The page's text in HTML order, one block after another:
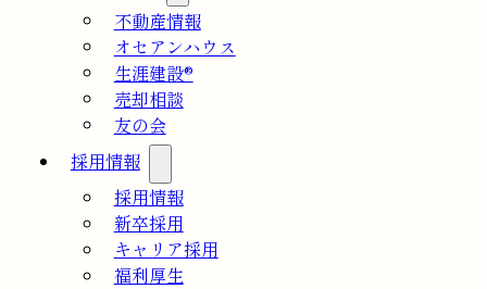
不動産情報
オセアンハウス
生涯建設®
売却相談
友の会
採用情報
採用情報
新卒採用
キャリア採用
福利厚生